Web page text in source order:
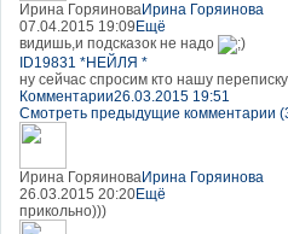
Ирина ГоряиноваИрина Горяинова
07.04.2015 19:09 Ещё
видишь,и подсказок не надо
ID19831 *НЕЙЛЯ *
ну сейчас спросим кто нашу
Комментарии26.03.2015 19:51
Смотреть предыдущие комментарии
Ирина ГоряиноваИрина Горяинова
26.03.2015 20:20Ещё
прикольно)))